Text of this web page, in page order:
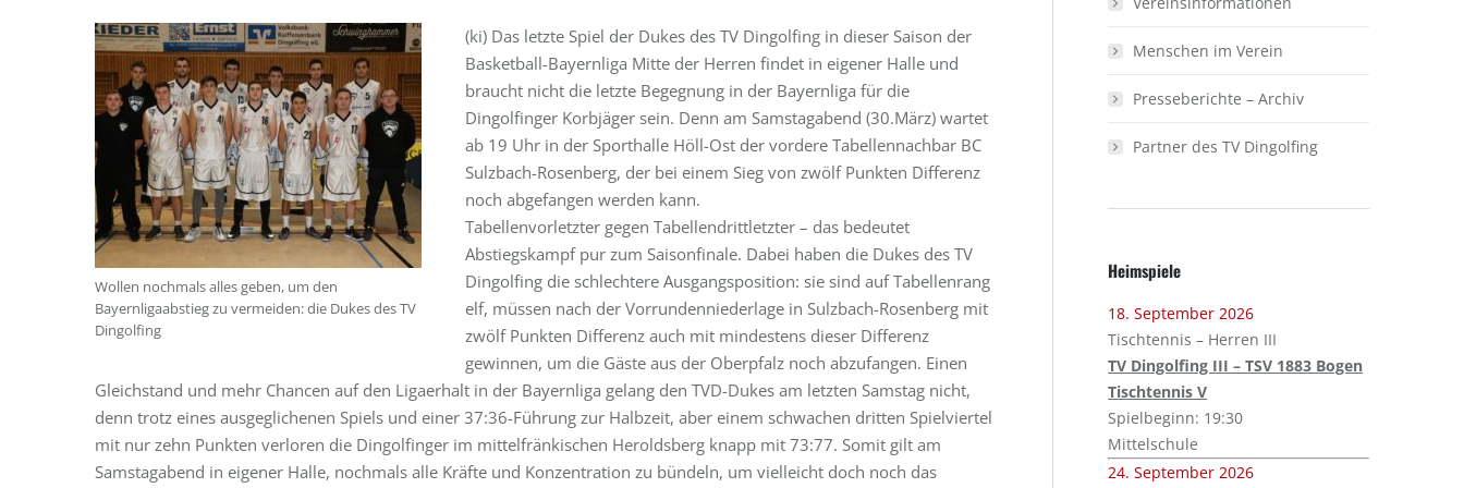
Wollen nochmals alles geben, um den
Bayernligaabstieg zu vermeiden: die Dukes des TV
Dingolfing
(ki) Das letzte Spiel der Dukes des TV Dingolfing in dieser Saison der
Basketball-Bayernliga Mitte der Herren findet in eigener Halle und
braucht nicht die letzte Begegnung in der Bayernliga für die
Dingolfinger Korbjäger sein. Denn am Samstagabend (30.März) wartet
ab 19 Uhr in der Sporthalle Höll-Ost der vordere Tabellennachbar BC
Sulzbach-Rosenberg, der bei einem Sieg von zwölf Punkten Differenz
noch abgefangen werden kann.
Tabellenvorletzter gegen Tabellendrittletzter – das bedeutet
Abstiegskampf pur zum Saisonfinale. Dabei haben die Dukes des TV
Dingolfing die schlechtere Ausgangsposition: sie sind auf Tabellenrang
elf, müssen nach der Vorrundenniederlage in Sulzbach-Rosenberg mit
zwölf Punkten Differenz auch mit mindestens dieser Differenz
gewinnen, um die Gäste aus der Oberpfalz noch abzufangen. Einen
Gleichstand und mehr Chancen auf den Ligaerhalt in der Bayernliga gelang den TVD-Dukes am letzten Samstag nicht,
denn trotz eines ausgeglichenen Spiels und einer 37:36-Führung zur Halbzeit, aber einem schwachen dritten Spielviertel
mit nur zehn Punkten verloren die Dingolfinger im mittelfränkischen Heroldsberg knapp mit 73:77. Somit gilt am
Samstagabend in eigener Halle, nochmals alle Kräfte und Konzentration zu bündeln, um vielleicht doch noch das
Menschen im Verein
Presseberichte – Archiv
Partner des TV Dingolfing
Heimspiele
18. September 2026
Tischtennis – Herren III
TV Dingolfing III – TSV 1883 Bogen
Tischtennis V
Spielbeginn: 19:30
Mittelschule
24. September 2026